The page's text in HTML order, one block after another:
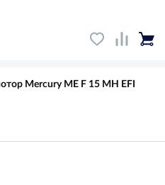
Mercury ME F 15 MH EFI